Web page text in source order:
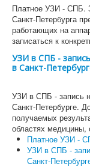
Платное УЗИ - СПБ.
Санкт-Петербурга
работающих на
записаться к
УЗИ в СПБ -
в Санкт-
УЗИ в СПБ - запись
Санкт-Петербурге.
получаемых
областях
Платное УЗИ -
УЗИ в СПБ -
Санкт-